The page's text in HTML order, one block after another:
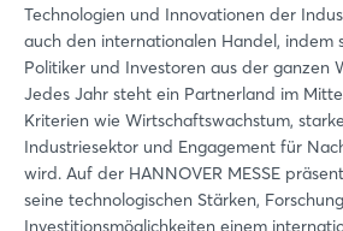
Technologien und Innovationen der
auch den internationalen Handel, indem
Politiker und Investoren aus der ganzen
Jedes Jahr steht ein Partnerland im
Kriterien wie Wirtschaftswachstum,
Industriesektor und Engagement für
wird. Auf der HANNOVER MESSE
seine technologischen Stärken,
Investitionsmöglichkeiten einem